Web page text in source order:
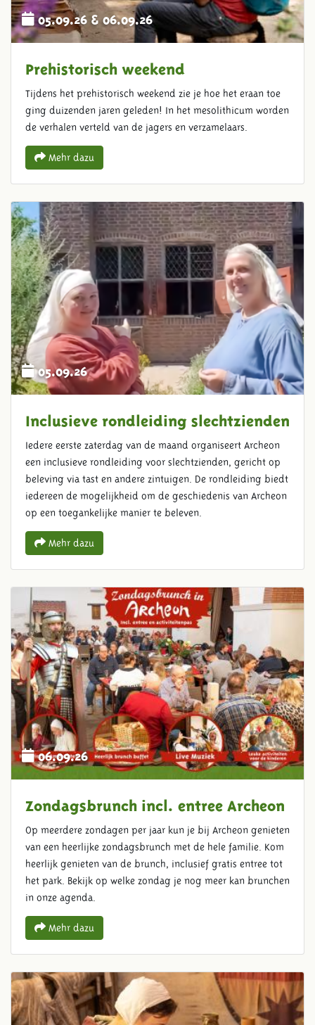
05.09.26 & 06.09.26
Prehistorisch weekend
Tijdens het prehistorisch weekend zie je hoe het eraan toe
ging duizenden jaren geleden! In het mesolithicum worden
de verhalen verteld van de jagers en verzamelaars.
Mehr dazu
05.09.26
Inclusieve rondleiding slechtzienden
Iedere eerste zaterdag van de maand organiseert Archeon
een inclusieve rondleiding voor slechtzienden, gericht op
beleving via tast en andere zintuigen. De rondleiding biedt
iedereen de mogelijkheid om de geschiedenis van Archeon
op een toegankelijke manier te beleven.
Mehr dazu
06.09.26
Zondagsbrunch incl. entree Archeon
Op meerdere zondagen per jaar kun je bij Archeon genieten
van een heerlijke zondagsbrunch met de hele familie. Kom
heerlijk genieten van de brunch, inclusief gratis entree tot
het park. Bekijk op welke zondag je nog meer kan brunchen
in onze agenda.
Mehr dazu